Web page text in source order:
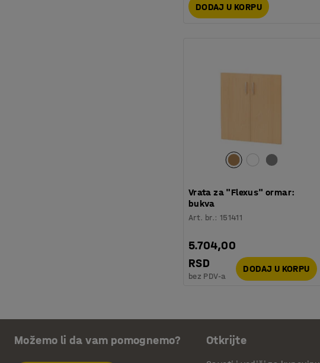
DODAJ U KORPU
Vrata za "Flexus" ormar:
bukva
Art. br.: 151411
5.704,00
RSD
bez PDV-a
DODAJ U KORPU
Možemo li da vam pomognemo? Otkrijte